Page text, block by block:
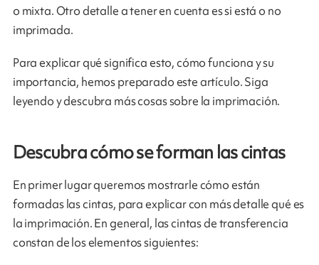
o mixta. Otro detalle a tener en cuenta es si está o no
imprimada.
Para explicar qué significa esto, cómo funciona y su
importancia, hemos preparado este artículo. Siga
leyendo y descubra más cosas sobre la imprimación.
Descubra cómo se forman las cintas
En primer lugar queremos mostrarle cómo están
formadas las cintas, para explicar con más detalle qué es
la imprimación. En general, las cintas de transferencia
constan de los elementos siguientes: